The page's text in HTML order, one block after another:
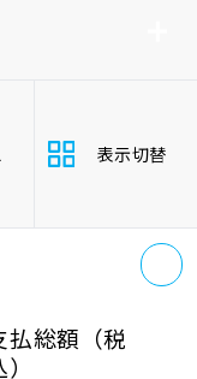
ツビシ
高
表示切替
払総額 （税